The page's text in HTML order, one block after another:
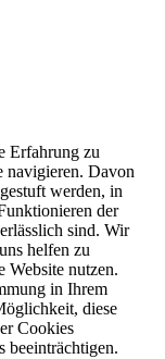
Erfahrung zu
navigieren. Davon
werden, in
der
sind. Wir
helfen zu
Website nutzen.
in Ihrem
diese
Cookies
beeinträchtigen.